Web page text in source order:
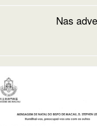
Nas